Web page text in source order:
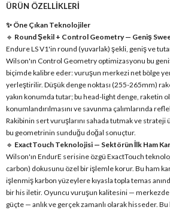
ÜRÜN ÖZELLIKLERI
✨ Öne Çıkan Teknolojiler
🔹 Round Şekil + Control Geometry — Geniş
Endure LS V1'in round (yuvarlak) şekli, geniş ve
Wilson'ın Control Geometry optimizasyonu bu
biçimde kalibre eder: vuruşun merkezi net bölge
yerleştirilir. Düşük denge noktası (255-265mm)
yakın konumda tutar; bu head-light denge, raketin
konumlandırılmasını ve savunma çalımlarında
Rakibinin sert vuruşlarını sahada tutmak ve
bu geometrinin sunduğu doğal sonuçtur.
🔹 ExactTouch Teknolojisi — Sektörün İlk Ham
Wilson'ın EndurE serisine özgü ExactTouch
carbon) dokusunu özel bir işlemle korur. Bu ham
işlenmiş karbon yüzeylere kıyasla topla temas
bir his iletir. Oyuncu vuruşun kalitesini — merkezde
güçte — anlık ve gerçek zamanlı olarak hisseder.